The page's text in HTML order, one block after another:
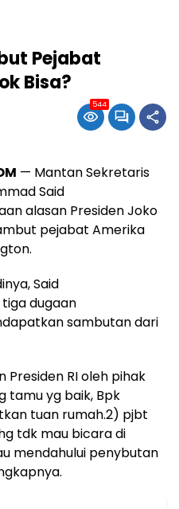
Pejabat
Bisa?
544
— Mantan Sekretaris
Said
alasan Presiden Joko
pejabat Amerika
Said
dugaan
sambutan dari
Presiden RI oleh pihak
tamu yg baik, Bpk
tuan rumah.2) pjbt
tdk mau bicara di
mendahului penybutan